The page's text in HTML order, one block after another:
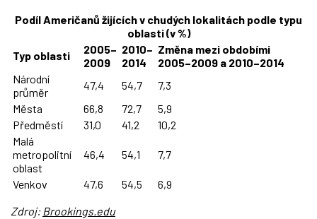
Podíl Američanů žijících v chudých lokalitách podle typu
oblasti (v %)
Typ oblasti
2005–
2009
2010–
2014
Změna mezi obdobími
2005–2009 a 2010–2014
Národní
průměr
47,4 54,7
7,3
Města
66,8 72,7
5,9
Předměstí
31,0 41,2
10,2
Malá
metropolitní
oblast
46,4 54,1 7,7
Venkov 47,6 54,5
6,9
Zdroj:Brookings.edu